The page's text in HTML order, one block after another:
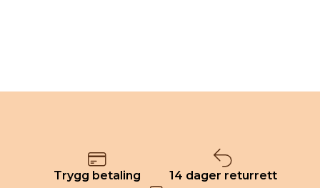
Trygg betaling 14 dager returrett